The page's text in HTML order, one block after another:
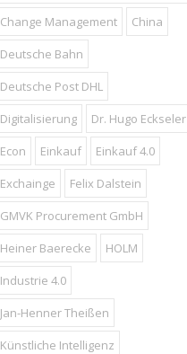
Change Management
China
Deutsche Bahn
Deutsche Post DHL
Digitalisierung
Dr. Hugo Eckseler
Econ
Einkauf
Einkauf 4.0
Exchainge
Felix Dalstein
GMVK Procurement GmbH
Heiner Baerecke
HOLM
Industrie 4.0
Jan-Henner Theißen
Künstliche Intelligenz